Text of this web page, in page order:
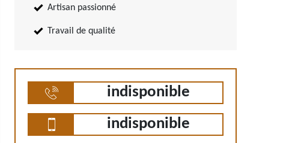
Artisan passionné
Travail de qualité
indisponible
indisponible